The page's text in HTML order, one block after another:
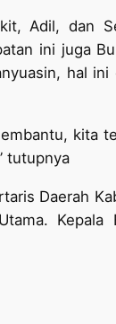
Adil, dan
ini juga
hal
kita
tutupnya
Daerah